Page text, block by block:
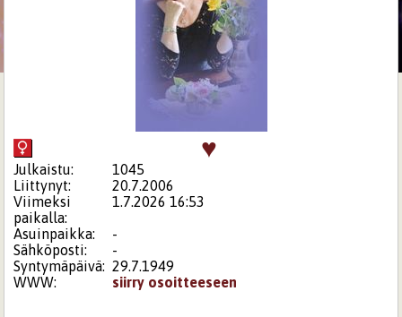
♥
Julkaistu:
1045
Liittynyt:
20.7.2006
Viimeksi
paikalla:
1.7.2026 16:53
Asuinpaikka:
-
Sähköposti:
-
Syntymäpäivä: 29.7.1949
WWW:
siirry osoitteeseen